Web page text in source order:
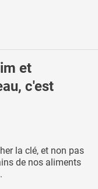
et
c'est
la clé, et non pas
de nos aliments